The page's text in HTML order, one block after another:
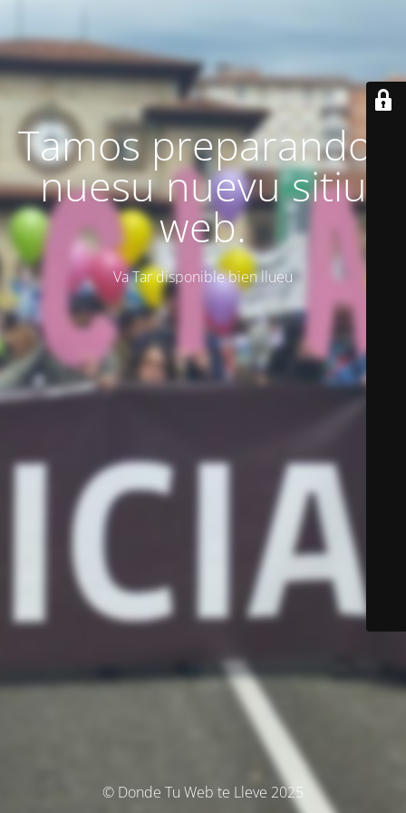
Tamos preparando'l
nuesu nuevu sitiu
web.
Va Tar disponible bien llueu
© Donde Tu Web te Lleve 2025